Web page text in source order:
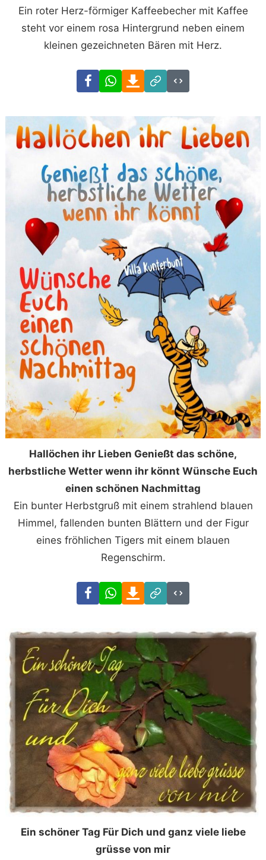
Ein roter Herz-förmiger Kaffeebecher mit Kaffee
steht vor einem rosa Hintergrund neben einem
kleinen gezeichneten Bären mit Herz.
FacebookWhatsAppDownload
Link
Code
Hallöchen ihr Lieben Genießt das schöne,
herbstliche Wetter wenn ihr könnt Wünsche Euch
einen schönen Nachmittag
Ein bunter Herbstgruß mit einem strahlend blauen
Himmel, fallenden bunten Blättern und der Figur
eines fröhlichen Tigers mit einem blauen
Regenschirm.
FacebookWhatsAppDownload
Link
Code
Ein schöner Tag Für Dich und ganz viele liebe
grüsse von mir